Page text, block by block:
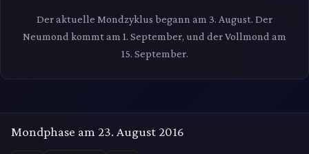
Der aktuelle Mondzyklus begann am 3. August. Der
Neumond kommt am 1. September, und der Vollmond am
15. September.
Mondphase am 23. August 2016